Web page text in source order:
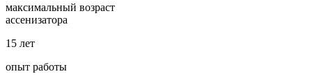
максимальный возраст
ассенизатора
15 лет
опыт работы